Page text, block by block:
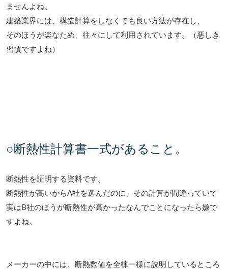
ませんよね。
建築業界には、構造計算をしなくても良い方法が存在し、
そのほうが楽なため、往々にして利用されています。（悪しき
習慣ですよね）
○断熱性計算書一式があること。
断熱性を証明する資料です。
断熱性が高いからA社を選んだのに、 その計算が間違っていて
実はB社のほうが断熱性が高かったなんでことになったら嫌で
すよね。
メーカーの中には、断熱数値を全棟一様に説明しているところ